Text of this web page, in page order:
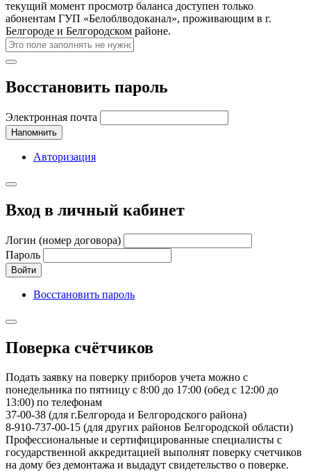
текущий момент просмотр баланса доступен только
абонентам ГУП «Белоблводоканал», проживающим в г.
Белгороде и Белгородском районе.
Восстановить пароль
Электронная почта
Напомнить
Авторизация
Вход в личный кабинет
Логин (номер договора)
Пароль
Войти
Восстановить пароль
Поверка счётчиков
Подать заявку на поверку приборов учета можно с
понедельника по пятницу с 8:00 до 17:00 (обед с 12:00 до
13:00) по телефонам
37-00-38 (для г.Белгорода и Белгородского района)
8-910-737-00-15 (для других районов Белгородской области)
Профессиональные и сертифицированные специалисты с
государственной аккредитацией выполнят поверку счетчиков
на дому без демонтажа и выдадут свидетельство о поверке.